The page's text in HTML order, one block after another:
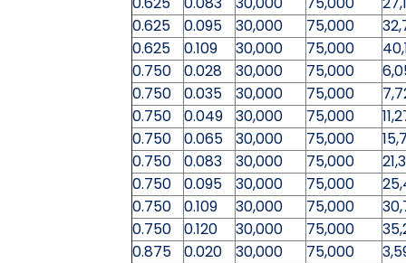
0.625
0.095 30,000 75,000
0.625
0.109 30,000 75,000
0.750
0.028 30,000 75,000
0.750
0.035 30,000 75,000
0.750
0.049 30,000 75,000
0.750
0.065 30,000 75,000
0.750
0.083 30,000 75,000
0.750
0.095 30,000 75,000
0.750
0.109 30,000 75,000
0.750
0.120 30,000 75,000
0.875
0.020 30,000 75,000